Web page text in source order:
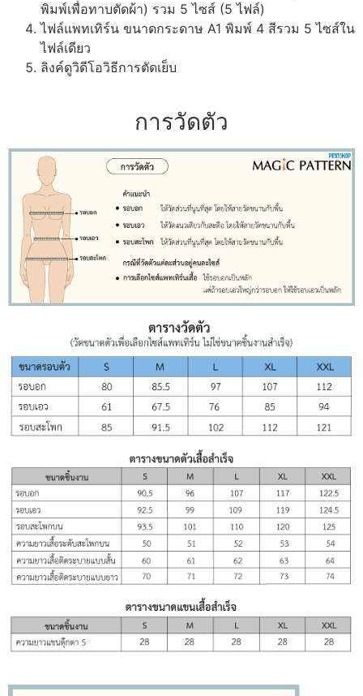
พิมพ์เพื่อทาบตัดผ้า) รวม 5 ไซส์ (5 ไฟล์)
ไฟล์แพทเทิร์น ขนาดกระดาษ A1 พิมพ์ 4 สีรวม 5 ไซส์ใน
ไฟล์เดียว
ลิงค์ดูวิดีโอวิธีการตัดเย็บ
การวัดตัว